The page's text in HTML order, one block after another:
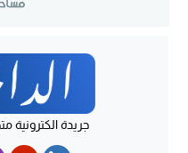
جريدة الكترونية